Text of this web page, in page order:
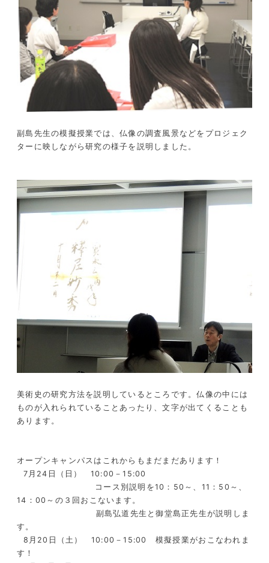
副島先生の模擬授業では、仏像の調査風景などをプロジェク
ターに映しながら研究の様子を説明しました。
美術史の研究方法を説明しているところです。仏像の中には
ものが入れられていることあったり、文字が出てくることも
あります。
オープンキャンパスはこれからもまだまだあります！
7月24日（日） 10:00－15:00
コース別説明を10：50～、11：50～、
14：00～の３回おこないます。
副島弘道先生と御堂島正先生が説明しま
す。
8月20日（土） 10:00－15:00 模擬授業がおこなわれま
す！